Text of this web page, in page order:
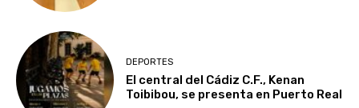
DEPORTES
El central del Cádiz C.F., Kenan
Toibibou, se presenta en Puerto Real